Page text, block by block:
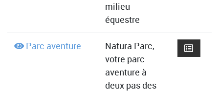
milieu
équestre
Parc aventure
Natura Parc,
votre parc
aventure à
deux pas des